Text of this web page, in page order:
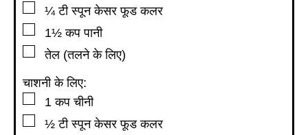
▢
¼ टी स्पून केसर फूड कलर
▢
1½ कप पानी
▢
तेल (तलने के लिए)
चाशनी के लिए:
▢
1 कप चीनी
▢
½ टी स्पून केसर फूड कलर